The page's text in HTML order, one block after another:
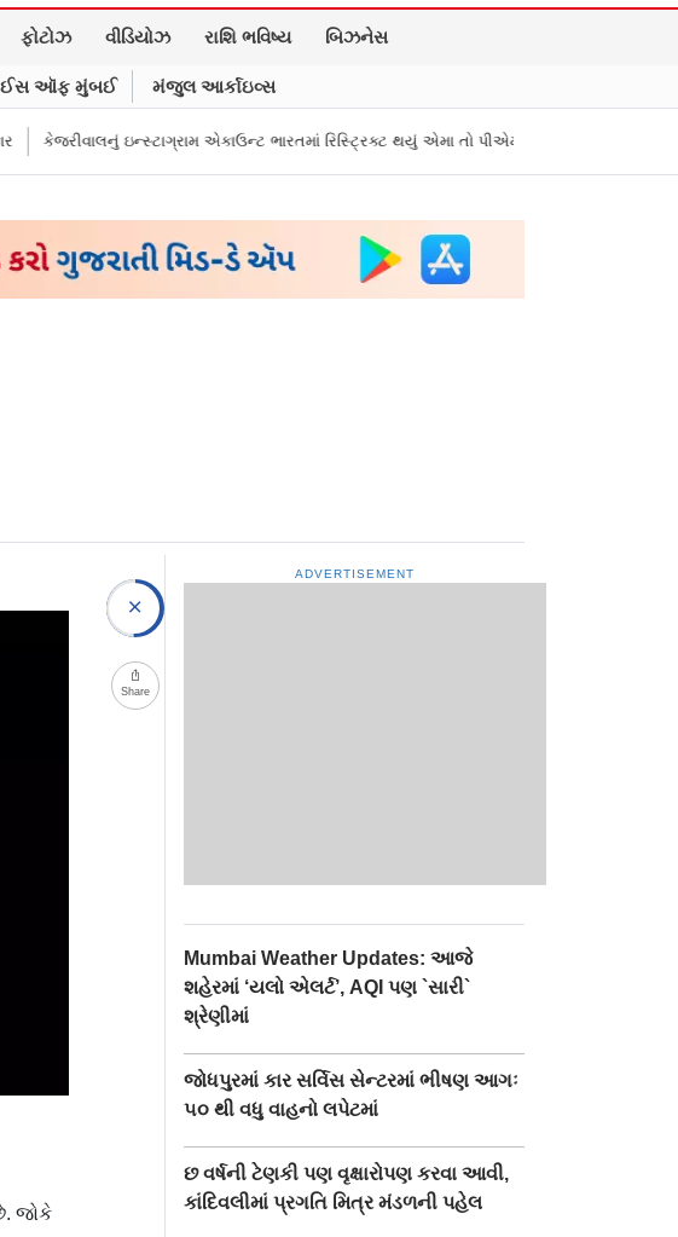
ફોટોઝ વીડિયોઝ રાશિ ભવિષ્ય બિઝનેસ
ઑફ મુંબઈ મંજુલ આર્કાઇવ્સ
એકાઉન્ટ ભારતમાં રિસ્ટ્રિક્ટ થયું એમા તો પીએમ મોદીને સંભળાવ્યું Zepto, BookMyShow,
જોકે
Share
ADVERTISEMENT
Mumbai Weather Updates: આજે
શહેરમાં ‘યલો એલર્ટ’, AQI પણ `સારી`
શ્રેણીમાં
જોધપુરમાં કાર સર્વિસ સેન્ટરમાં ભીષણ આગઃ
૫૦ થી વધુ વાહનો લપેટમાં
છ વર્ષની ટેણકી પણ વૃક્ષારોપણ કરવા આવી,
કાંદિવલીમાં પ્રગતિ મિત્ર મંડળની પહેલ